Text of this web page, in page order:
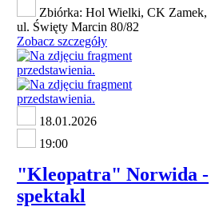
Zbiórka: Hol Wielki, CK Zamek,
ul. Święty Marcin 80/82
Zobacz szczegóły
18.01.2026
19:00
"Kleopatra" Norwida -
spektakl